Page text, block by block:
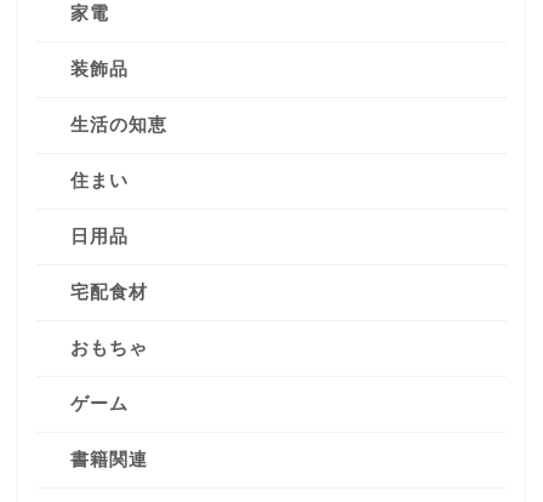
家電
装飾品
生活の知恵
住まい
日用品
宅配食材
おもちゃ
ゲーム
書籍関連